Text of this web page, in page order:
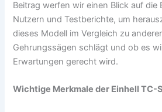
Beitrag werfen wir einen Blick auf die
Nutzern und Testberichte, um
dieses Modell im Vergleich zu
Gehrungssägen schlägt und ob es
Erwartungen gerecht wird.
Wichtige Merkmale der Einhell TC-